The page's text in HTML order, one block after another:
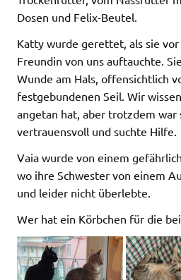
Dosen und Felix-Beutel.
Katty wurde gerettet, als sie
Freundin von uns auftauchte.
Wunde am Hals, offensichtlich
festgebundenen Seil. Wir
angetan hat, aber trotzdem war
vertrauensvoll und suchte Hilfe.
Vaia wurde von einem
wo ihre Schwester von einem
und leider nicht überlebte.
Wer hat ein Körbchen für die